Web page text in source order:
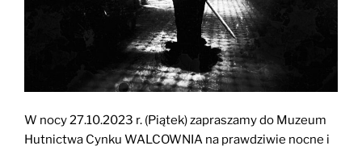
W nocy 27.10.2023 r. (Piątek) zapraszamy do Muzeum
Hutnictwa Cynku WALCOWNIA na prawdziwie nocne i